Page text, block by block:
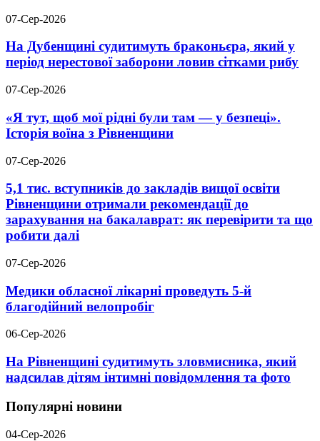
07-Сер-2026
На Дубенщині судитимуть браконьєра, який у
період нерестової заборони ловив сітками рибу
07-Сер-2026
«Я тут, щоб мої рідні були там — у безпеці».
Історія воїна з Рівненщини
07-Сер-2026
5,1 тис. вступників до закладів вищої освіти
Рівненщини отримали рекомендації до
зарахування на бакалаврат: як перевірити та що
робити далі
07-Сер-2026
Медики обласної лікарні проведуть 5-й
благодійний велопробіг
06-Сер-2026
На Рівненщині судитимуть зловмисника, який
надсилав дітям інтимні повідомлення та фото
Популярні новини
04-Сер-2026